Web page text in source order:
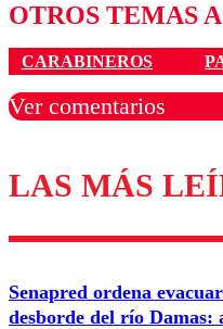
OTROS TEMAS
CARABINEROS
Ver comentarios
Los comentarios son
Correo
LAS MÁS
Senapred ordena
desborde del río Damas: